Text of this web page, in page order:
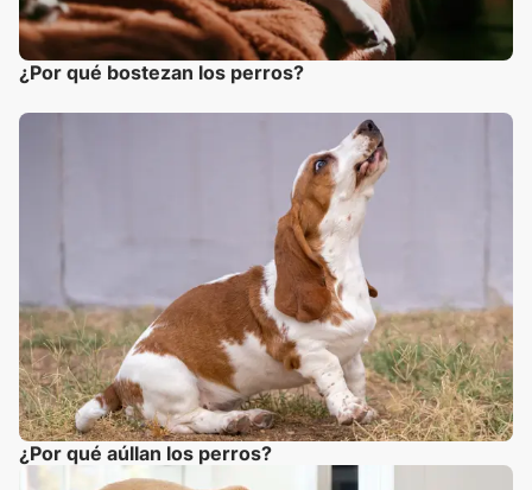
¿Por qué bostezan los perros?
¿Por qué aúllan los perros?